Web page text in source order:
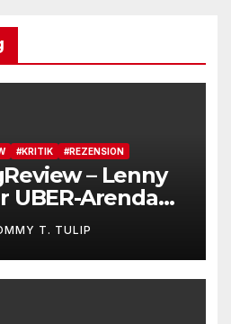
#KRITIK #REZENSION
– Lenny
UBER-Arenda
– Deutsche Cis-
Tommy, das
Lenny Kravitz
T. TULIP